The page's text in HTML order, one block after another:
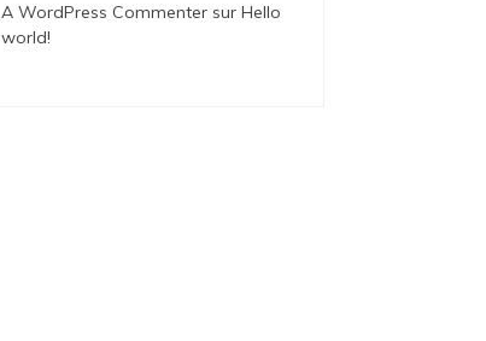
A WordPress Commenter surHello
world!